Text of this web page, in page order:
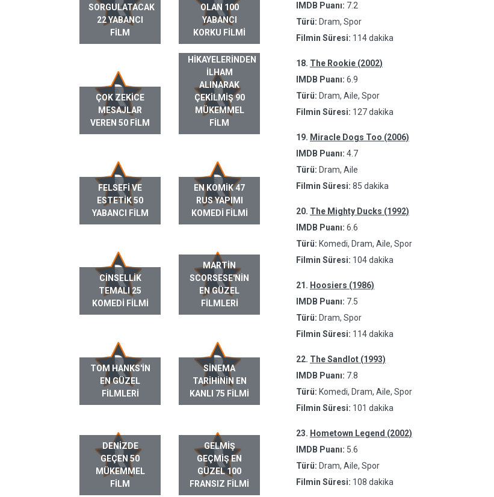
SORGULATACAK
22 YABANCI
FILM
OLAN 100
YABANCI
KORKU FILMI
ÇOK ZEKICE
MESAJLAR
VEREN 50 FILM
GERÇEK HAYAT
HIKAYELERINDEN
ILHAM
ALINARAK
ÇEKILMIŞ 90
MÜKEMMEL
FILM
FELSEFI VE
ESTETIK 50
YABANCI FILM
EN KOMIK 47
RUS YAPIMI
KOMEDI FILMI
CINSELLIK
TEMALI 25
KOMEDI FILMI
MARTIN
SCORSESE'NIN
EN GÜZEL
FILMLERI
TOM HANKS'IN
EN GÜZEL
FILMLERI
SINEMA
TARIHININ EN
KANLI 75 FILMI
DENIZDE
GEÇEN 50
MÜKEMMEL
FILM
GELMIŞ
GEÇMIŞ EN
GÜZEL 100
FRANSIZ FILMI
IMDB Puanı: 7.2
Türü: Dram, Spor
Filmin Süresi: 114 dakika
18. The Rookie (2002)
IMDB Puanı: 6.9
Türü: Dram, Aile, Spor
Filmin Süresi: 127 dakika
19. Miracle Dogs Too (2006)
IMDB Puanı: 4.7
Türü: Dram, Aile
Filmin Süresi: 85 dakika
20. The Mighty Ducks (1992)
IMDB Puanı: 6.6
Türü: Komedi, Dram, Aile, Spor
Filmin Süresi: 104 dakika
21. Hoosiers (1986)
IMDB Puanı: 7.5
Türü: Dram, Spor
Filmin Süresi: 114 dakika
22. The Sandlot (1993)
IMDB Puanı: 7.8
Türü: Komedi, Dram, Aile, Spor
Filmin Süresi: 101 dakika
23. Hometown Legend (2002)
IMDB Puanı: 5.6
Türü: Dram, Aile, Spor
Filmin Süresi: 108 dakika